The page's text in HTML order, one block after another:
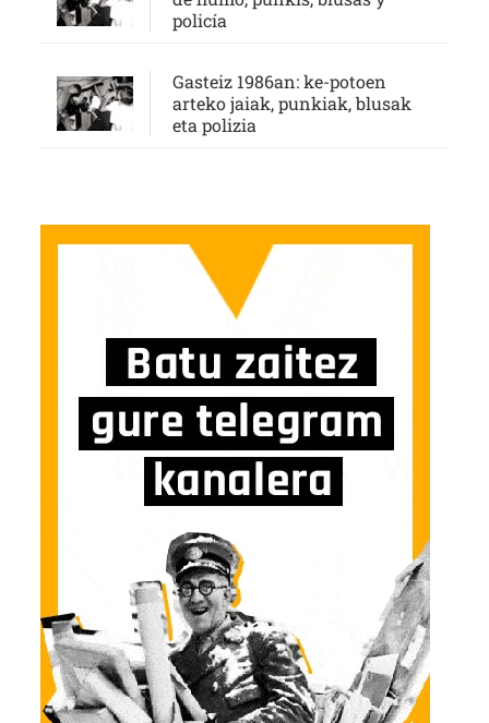
policía
Gasteiz 1986an: ke-potoen
arteko jaiak, punkiak, blusak
eta polizia